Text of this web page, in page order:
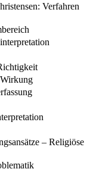
Verfahren
– Religiöse